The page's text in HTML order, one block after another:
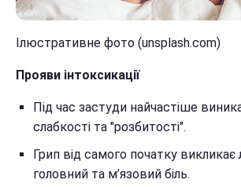
Ілюстративне фото (unsplash.com)
Прояви інтоксикації
Під час застуди найчастіше
слабкості та "розбитості".
Грип від самого початку викликає
головний та м’язовий біль.